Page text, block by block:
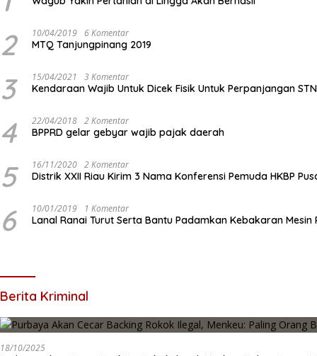
2 10/04/2019 6 Komentar
MTQ Tanjungpinang 2019
3 15/04/2021 3 Komentar
Kendaraan Wajib Untuk Dicek Fisik Untuk Perpanjangan
4 22/04/2018 2 Komentar
BPPRD gelar gebyar wajib pajak daerah
5 16/11/2020 2 Komentar
Distrik XXII Riau Kirim 3 Nama Konferensi Pemuda HKBP
6 10/01/2019 1 Komentar
Lanal Ranai Turut Serta Bantu Padamkan Kebakaran Mesin
Berita Kriminal
18/10/2025